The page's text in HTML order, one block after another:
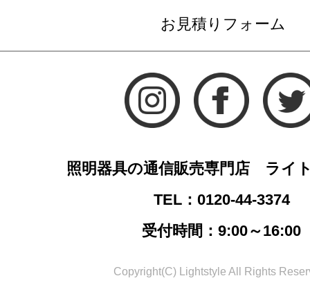
お見積りフォーム
照明器具の通信販売専門店 ライ
TEL：0120-44-3374
受付時間：9:00～16:00
Copyright(C) Lightstyle All Rights